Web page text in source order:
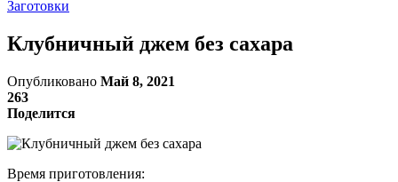
Заготовки
Клубничный джем без сахара
Опубликовано Май 8, 2021
263
Поделится
Время приготовления: